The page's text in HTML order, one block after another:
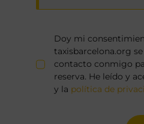
Doy mi
taxisbarcelona.org
contacto conmigo
reserva. He leído y
y la política de